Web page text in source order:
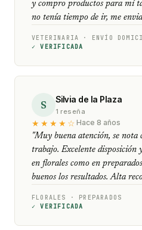
y compro productos para mí
no tenía tiempo de ir, me
VETERINARIA · ENVÍO
✓ VERIFICADA
S Silvia de la Plaza
1 reseña
★★★★☆ Hace 8 años
"Muy buena atención, se nota
trabajo. Excelente disposición
en florales como en
buenos los resultados. Alta
FLORALES · PREPARADOS
✓ VERIFICADA